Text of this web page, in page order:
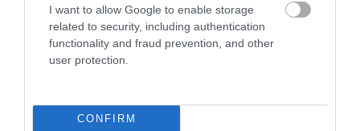
I want to allow Google to enable storage
related to security, including authentication
functionality and fraud prevention, and other
user protection.
CONFIRM